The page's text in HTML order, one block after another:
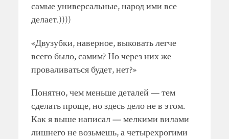
самые универсальные, народ ими все
делает.))))
«Двузубки, наверное, выковать легче
всего было, самим? Но через них же
проваливаться будет, нет?»
Понятно, чем меньше деталей — тем
сделать проще, но здесь дело не в этом.
Как я выше написал — мелкими вилами
лишнего не возьмешь, а четырехрогими